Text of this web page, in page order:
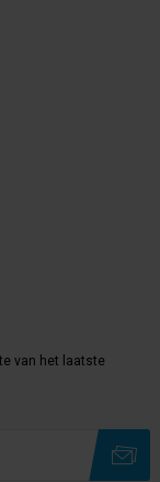
van het laatste